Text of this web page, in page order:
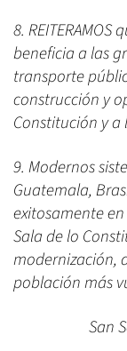
8. REITERAMOS
beneficia a las
transporte
construcción y
Constitución y a
9. Modernos
Guatemala,
exitosamente
Sala de lo
modernización,
población más
San